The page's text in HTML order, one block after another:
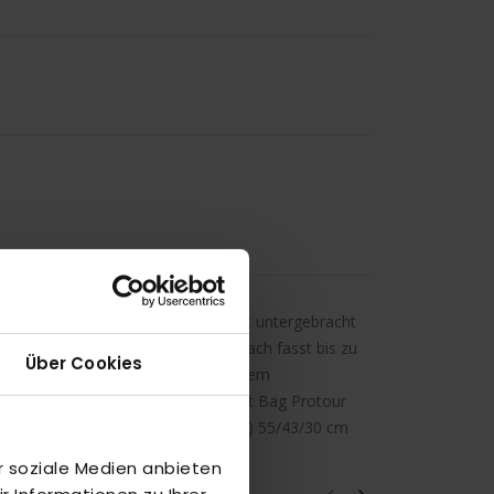
Über Cookies
soziale Medien anbieten
Schläger und Sport-Equipment untergebracht
Sachen ran. Das große Hauptfach fasst bis zu
Alle Fächer können mit einem
Die adidas Padel Racket Bag Protour
werden kann. Maße (L/B/H) 55/43/30 cm